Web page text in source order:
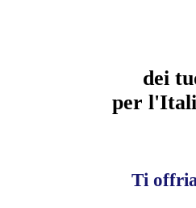
dei
per
Ti